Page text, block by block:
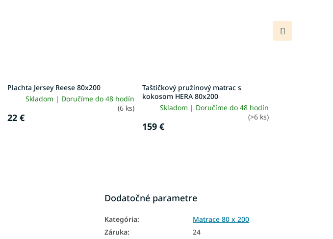
Plachta Jersey Reese 80x200
Skladom | Doručíme do 48 hodín
(6 ks)
22 €
Taštičkový pružinový matrac s
kokosom HERA 80x200
Skladom | Doručíme do 48 hodín
(>6 ks)
159 €
Ďalší
produkt
Dodatočné parametre
Kategória:
Matrace 80 x 200
Záruka:
24